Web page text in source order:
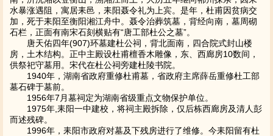
水暴涨遇阻，寓居耒邑，耒阳聂令礼为上宾。是年，杜甫因贫病交
加，死于耒阳至衡阳湘江舟中。聂令治葬筑墓，背经向南，墓周砌
石栏，正面有南宋石刻横贴有“唐工部杜公之墓”。
唐天佑四年(907)环墓建杜公祠，背北面南，四合院式封山楼
房，土木结构。正中主殿设杜甫檀香木雕像，东、西廊房10数间，
供祭祀守墓用。宋代在杜公祠旁建杜陵书院。
1940年，湖南省政府重修杜甫墓，省政府主席薛岳重修杜工部
墓石碑于墓前。
1956年7月墓祠定为湖南省级重点文物保护单位。
1975年,耒阳一中建校，将祠主殿拆除，仅后栋西廊房及清人彭
而述残碑。
1996年，耒阳市政府对墓及下残房进行了维修。今耒阳留有杜